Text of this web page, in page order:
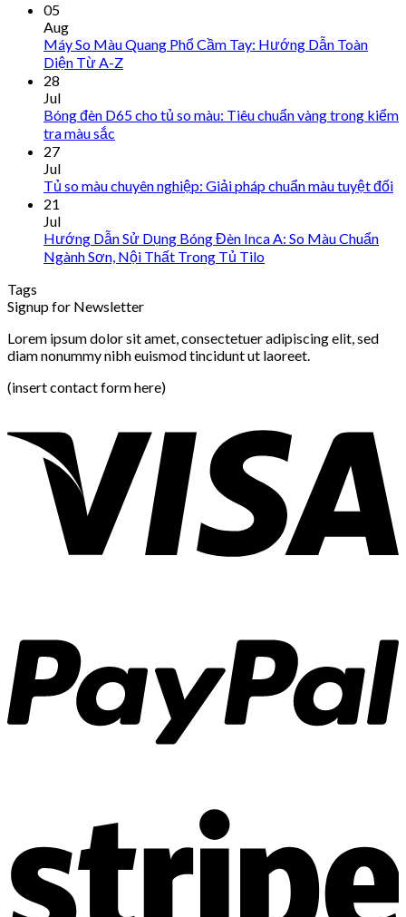
05
Aug
Máy So Màu Quang Phổ Cầm Tay: Hướng Dẫn Toàn
Diện Từ A-Z
28
Jul
Bóng đèn D65 cho tủ so màu: Tiêu chuẩn vàng trong kiểm
tra màu sắc
27
Jul
Tủ so màu chuyên nghiệp: Giải pháp chuẩn màu tuyệt đối
21
Jul
Hướng Dẫn Sử Dụng Bóng Đèn Inca A: So Màu Chuẩn
Ngành Sơn, Nội Thất Trong Tủ Tilo
Tags
Signup for Newsletter
Lorem ipsum dolor sit amet, consectetuer adipiscing elit, sed
diam nonummy nibh euismod tincidunt ut laoreet.
(insert contact form here)